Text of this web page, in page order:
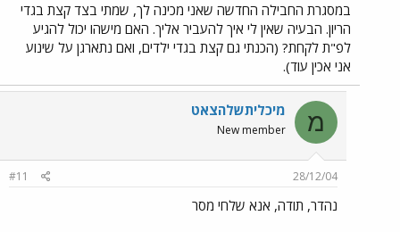
במסגרת החבילה החדשה שאני מכינה לך, שמתי בצד קצת בגדי
הריון. הבעיה שאין לי איך להעביר אליך. האם מישהו יכול להגיע
לפ"ת לקחת? (הכנתי גם קצת בגדי ילדים, ואם נתארגן על שינוע
אני אכין עוד).
מ מיכליתשלהצאט
New member
28/12/04
#11
נהדר, תודה, אנא שלחי מסר